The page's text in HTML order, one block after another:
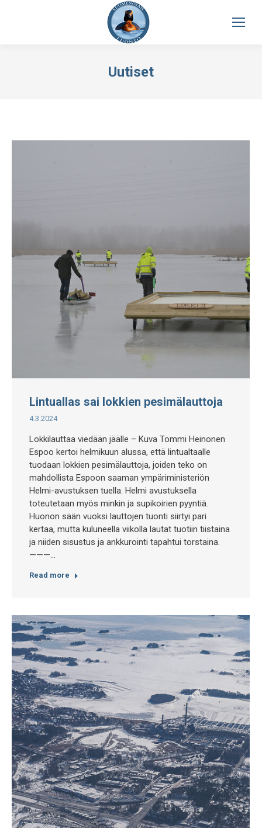
Uutiset
Lintuallas sai lokkien pesimälauttoja
4.3.2024
Lokkilauttaa viedään jäälle – Kuva Tommi Heinonen
Espoo kertoi helmikuun alussa, että lintualtaalle
tuodaan lokkien pesimälauttoja, joiden teko on
mahdollista Espoon saaman ympäriministeriön
Helmi-avustuksen tuella. Helmi avustuksella
toteutetaan myös minkin ja supikoirien pyyntiä.
Huonon sään vuoksi lauttojen tuonti siirtyi pari
kertaa, mutta kuluneella viikolla lautat tuotiin tiistaina
ja niiden sisustus ja ankkurointi tapahtui torstaina.
———…
Read more